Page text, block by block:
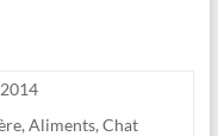
, Aliments, Chat